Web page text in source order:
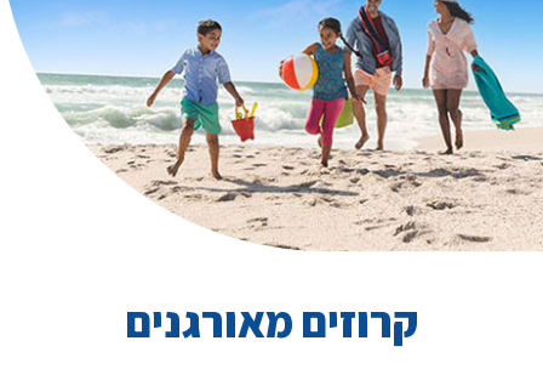
קרוזים מאורגנים